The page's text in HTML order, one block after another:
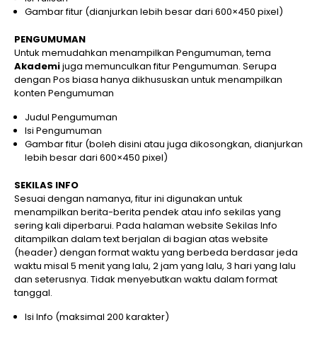
Gambar fitur (dianjurkan lebih besar dari 600×450 pixel)
PENGUMUMAN
Untuk memudahkan menampilkan Pengumuman, tema
Akademijuga memunculkan fitur Pengumuman. Serupa
dengan Pos biasa hanya dikhususkan untuk menampilkan
konten Pengumuman
Judul Pengumuman
Isi Pengumuman
Gambar fitur (boleh disini atau juga dikosongkan, dianjurkan
lebih besar dari 600×450 pixel)
SEKILAS INFO
Sesuai dengan namanya, fitur ini digunakan untuk
menampilkan berita-berita pendek atau info sekilas yang
sering kali diperbarui. Pada halaman website Sekilas Info
ditampilkan dalam text berjalan di bagian atas website
(header) dengan format waktu yang berbeda berdasar jeda
waktu misal 5 menit yang lalu, 2 jam yang lalu, 3 hari yang lalu
dan seterusnya. Tidak menyebutkan waktu dalam format
tanggal.
Isi Info (maksimal 200 karakter)